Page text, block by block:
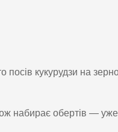
посів кукурудзи на
набирає обертів —